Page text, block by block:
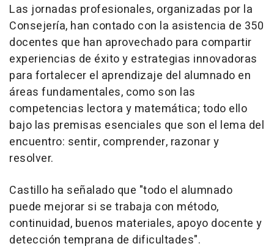
Las jornadas profesionales, organizadas por la
Consejería, han contado con la asistencia de 350
docentes que han aprovechado para compartir
experiencias de éxito y estrategias innovadoras
para fortalecer el aprendizaje del alumnado en
áreas fundamentales, como son las
competencias lectora y matemática; todo ello
bajo las premisas esenciales que son el lema del
encuentro: sentir, comprender, razonar y
resolver.
Castillo ha señalado que "todo el alumnado
puede mejorar si se trabaja con método,
continuidad, buenos materiales, apoyo docente y
detección temprana de dificultades".